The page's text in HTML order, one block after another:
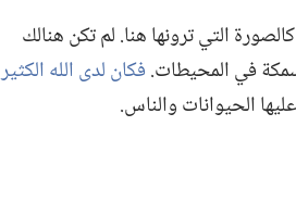
التي ترونها هنا.‏ لم تكن هنالك
في المحيطات.‏فكان لدى الله الكثير
الحيوانات والناس.‏